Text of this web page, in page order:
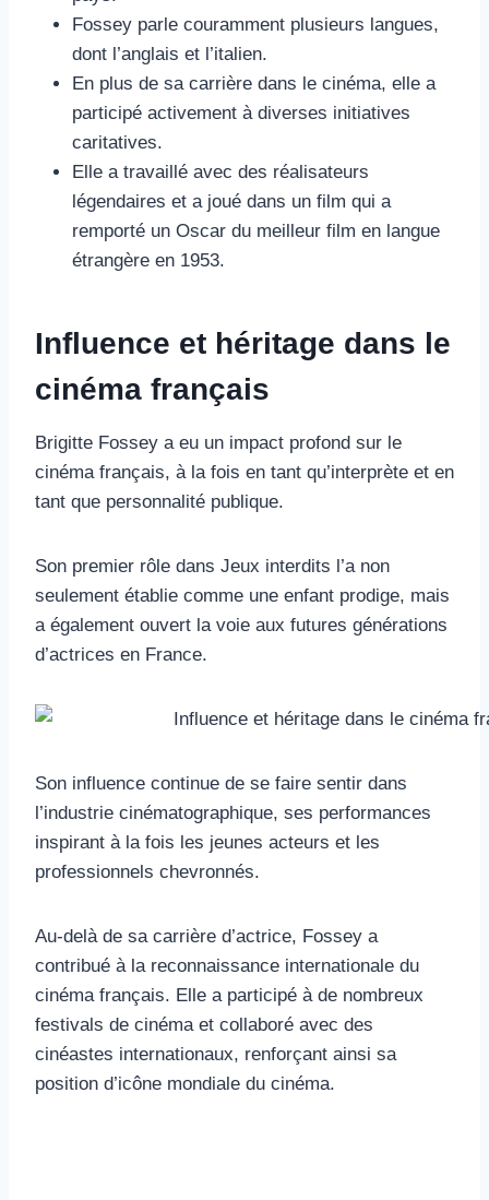
Fossey parle couramment plusieurs langues,
dont l’anglais et l’italien.
En plus de sa carrière dans le cinéma, elle a
participé activement à diverses initiatives
caritatives.
Elle a travaillé avec des réalisateurs
légendaires et a joué dans un film qui a
remporté un Oscar du meilleur film en langue
étrangère en 1953.
Influence et héritage dans le
cinéma français
Brigitte Fossey a eu un impact profond sur le
cinéma français, à la fois en tant qu’interprète et en
tant que personnalité publique.
Son premier rôle dans Jeux interdits l’a non
seulement établie comme une enfant prodige, mais
a également ouvert la voie aux futures générations
d’actrices en France.
Son influence continue de se faire sentir dans
l’industrie cinématographique, ses performances
inspirant à la fois les jeunes acteurs et les
professionnels chevronnés.
Au-delà de sa carrière d’actrice, Fossey a
contribué à la reconnaissance internationale du
cinéma français. Elle a participé à de nombreux
festivals de cinéma et collaboré avec des
cinéastes internationaux, renforçant ainsi sa
position d’icône mondiale du cinéma.